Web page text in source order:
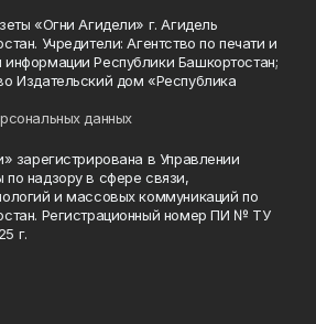
«Огни Агидели» г. Агидель
Учредители: Агентство по печати и
Республики Башкортостан;
Издательский дом «Республика
данных
зарегистрирована в Управлении
надзору в сфере связи,
и массовых коммуникаций по
Регистрационный номер ПИ № ТУ
г.